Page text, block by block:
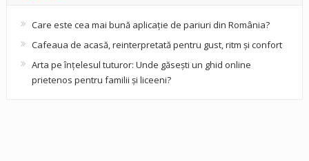
Care este cea mai bună aplicație de pariuri din România?
Cafeaua de acasă, reinterpretată pentru gust, ritm și confort
Arta pe înțelesul tuturor: Unde găsești un ghid online
prietenos pentru familii și liceeni?